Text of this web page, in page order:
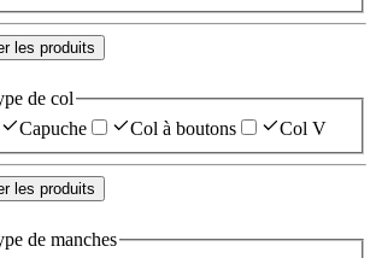
les produits
de col
Capuche Col à boutons Col V
les produits
de manches